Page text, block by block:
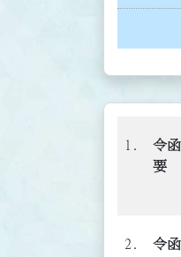
1.
2.